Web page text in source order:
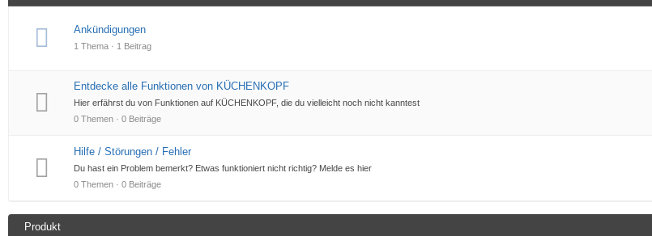
Ankündigungen
1 Thema · 1 Beitrag
Entdecke alle Funktionen von KÜCHENKOPF
Hier erfährst du von Funktionen auf KÜCHENKOPF, die du vielleicht noch nicht kanntest
0 Themen · 0 Beiträge
Hilfe / Störungen / Fehler
Du hast ein Problem bemerkt? Etwas funktioniert nicht richtig? Melde es hier
0 Themen · 0 Beiträge
Produkt